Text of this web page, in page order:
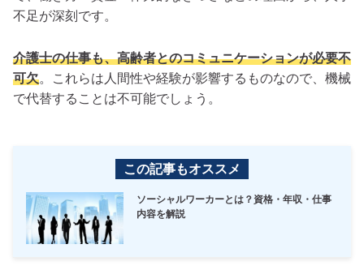
不足が深刻です。
介護士の仕事も、高齢者とのコミュニケーションが必要不
可欠。これらは人間性や経験が影響するものなので、機械
で代替することは不可能でしょう。
この記事もオススメ
ソーシャルワーカーとは？資格・年収・仕事
内容を解説